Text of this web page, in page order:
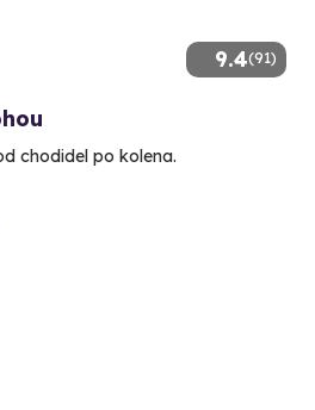
9.4(91)
chodidel po kolena.